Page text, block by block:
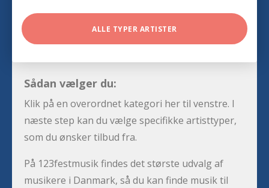
ALLE TYPER ARTISTER
Sådan vælger du:
Klik på en overordnet kategori her til venstre. I
næste step kan du vælge specifikke artisttyper,
som du ønsker tilbud fra.
På 123festmusik findes det største udvalg af
musikere i Danmark, så du kan finde musik til